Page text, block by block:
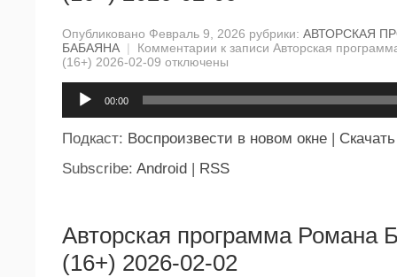
Опубликовано Февраль 9, 2026 рубрики: АВТОРСКАЯ
БАБАЯНА | Комментарии к записи Авторская
(16+) 2026-02-09 отключены
00:00
Подкаст: Воспроизвести в новом окне | Скачать
Subscribe: Android | RSS
Авторская программа Романа
(16+) 2026-02-02